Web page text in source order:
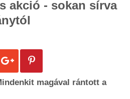
g
akció - sokan sírva
magával rántott a